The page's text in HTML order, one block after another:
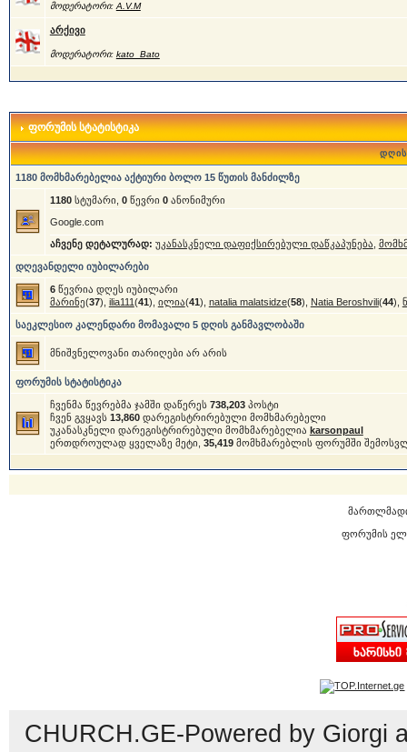
მოდერატორი: A.V.M
არქივი
მოდერატორი: kato_Bato
ფორუმის სტატისტიკა
დღის
1180 მომხმარებელია აქტიური ბოლო 15 წუთის მანძილზე
1180სტუმარი, 0წევრი 0ანონიმური
Google.com
აჩვენე დეტალურად: უკანასკნელი დაფიქსირებული დაწკაპუნება
დღევანდელი იუბილარები
6წევრია დღეს იუბილარი
მარინე(37), ilia111(41), ილია(41), natalia malatsidze(58), Natia Beroshvili(44),
საეკლესიო კალენდარი მომავალი 5 დღის განმავლობაში
მნიშვნელოვანი თარიღები არ არის
ფორუმის სტატისტიკა
ჩვენმა წევრებმა ჯამში დაწერეს 738,203პოსტი
ჩვენ გვყავს 13,860დარეგისტრირებული მომხმარებელი
უკანასკნელი დარეგისტრირებული მომხმარებელია karsonpaul
ერთდროულად ყველაზე მეტი, 35,419მომხმარებლის ფორუმში
ფორუმის
CHURCH.GE-Powered by Giorgi